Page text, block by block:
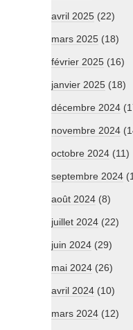
avril 2025 (22)
mars 2025 (18)
février 2025 (16)
janvier 2025 (18)
décembre 2024
novembre 2024
octobre 2024 (11)
septembre 2024
août 2024 (8)
juillet 2024 (22)
juin 2024 (29)
mai 2024 (26)
avril 2024 (10)
mars 2024 (12)